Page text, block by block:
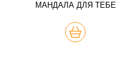
МАНДАЛА ДЛЯ ТЕБЕ
КУПИТЬ